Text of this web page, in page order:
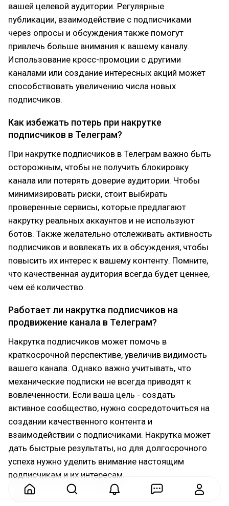
вашей целевой аудитории. Регулярные
публикации, взаимодействие с подписчиками
через опросы и обсуждения также помогут
привлечь больше внимания к вашему каналу.
Использование кросс-промоции с другими
каналами или создание интересных акций может
способствовать увеличению числа новых
подписчиков.
Как избежать потерь при накрутке
подписчиков в Телеграм?
При накрутке подписчиков в Телеграм важно быть
осторожным, чтобы не получить блокировку
канала или потерять доверие аудитории. Чтобы
минимизировать риски, стоит выбирать
проверенные сервисы, которые предлагают
накрутку реальных аккаунтов и не используют
ботов. Также желательно отслеживать активность
подписчиков и вовлекать их в обсуждения, чтобы
повысить их интерес к вашему контенту. Помните,
что качественная аудитория всегда будет ценнее,
чем её количество.
Работает ли накрутка подписчиков на
продвижение канала в Телеграм?
Накрутка подписчиков может помочь в
краткосрочной перспективе, увеличив видимость
вашего канала. Однако важно учитывать, что
механические подписки не всегда приводят к
вовлеченности. Если ваша цель - создать
активное сообщество, нужно сосредоточиться на
создании качественного контента и
взаимодействии с подписчиками. Накрутка может
дать быстрые результаты, но для долгосрочного
успеха нужно уделить внимание настоящим
подписчикам и их интересам.